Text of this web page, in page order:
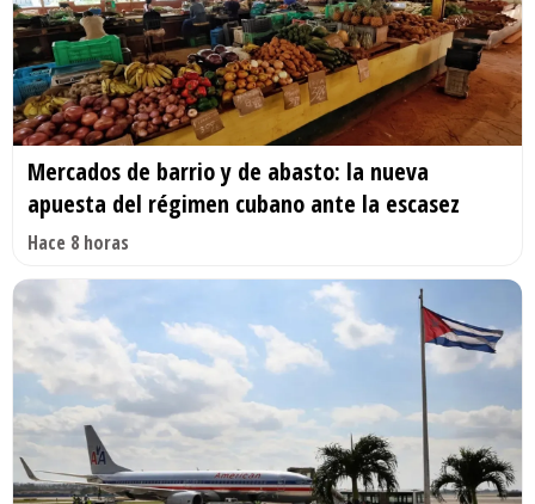
Mercados de barrio y de abasto: la nueva
apuesta del régimen cubano ante la escasez
Hace 8 horas